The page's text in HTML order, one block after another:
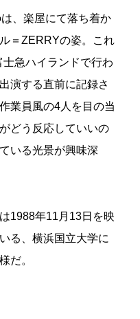
、楽屋にて落ち着か
＝ZERRYの姿。これ
急ハイランドで行わ
演する直前に記録さ
業員風の4人を目の当
どう反応していいの
いる光景が興味深
1988年11月13日を映
る、横浜国立大学に
だ。